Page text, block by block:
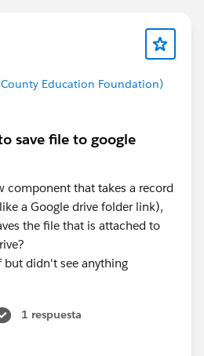
Education Foundation)
save file to google
component that takes a record
a Google drive folder link),
the file that is attached to
didn't see anything
1 respuesta